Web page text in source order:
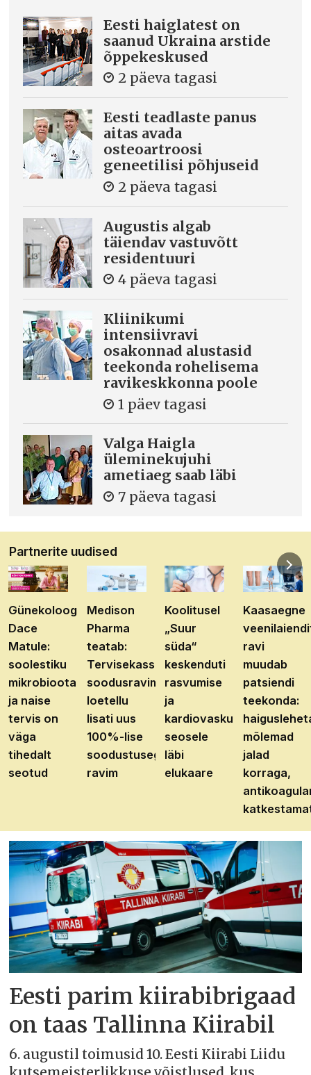
Eesti haiglatest on
saanud Ukraina arstide
õppekeskused
2 päeva tagasi
Eesti teadlaste panus
aitas avada
osteoartroosi
geneetilisi põhjuseid
2 päeva tagasi
Augustis algab
täiendav vastuvõtt
residentuuri
4 päeva tagasi
Kliinikumi
intensiivravi
osakonnad alustasid
teekonda rohelisema
ravikeskkonna poole
1 päev tagasi
Valga Haigla
üleminekujuhi
ametiaeg saab läbi
7 päeva tagasi
Partnerite uudised
Günekoloog
Dace
Matule:
soolestiku
mikrobioota
ja naise
tervis on
väga
tihedalt
seotud
Medison
Pharma
teatab:
Tervisekassa
soodusravimite
loetellu
lisati uus
100%-lise
soodustusega
ravim
Koolitusel
„Suur
süda“
keskenduti
rasvumise
ja
kardiovaskulaarhaiguste
seosele
läbi
elukaare
Kaasaegne
ravi
muudab
patsiendi
teekonda:
mõlemad
jalad
korraga,
Eesti parim kiirabibrigaad
on taas Tallinna Kiirabil
6. augustil toimusid 10. Eesti Kiirabi Liidu